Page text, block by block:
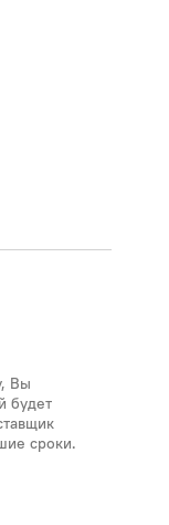
Вы
будет
сроки.